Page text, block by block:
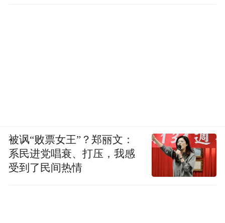
被讽“败票女王”？郑丽文：
系民进党唱衰、打压，我感
受到了民间热情